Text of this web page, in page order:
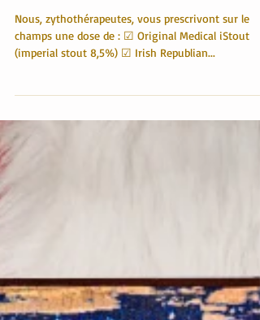
petit remontant !
Nous, zythothérapeutes, vous prescrivont sur le
champs une dose de : ☑ Original Medical iStout